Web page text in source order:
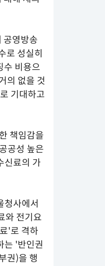
공영방송
로 성실히
수 비용으
의 없을 것
기대하고
책임감을
공성 높은
신료의 가
청사에서
와 전기요
'로 격하
는 '반인권
권)을 행